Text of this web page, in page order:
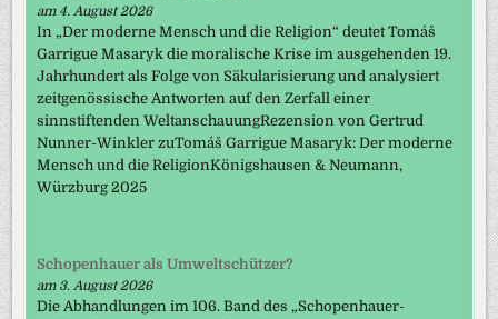
am 4. August 2026
In „Der moderne Mensch und die Religion“ deutet Tomáš
Garrigue Masaryk die moralische Krise im ausgehenden 19.
Jahrhundert als Folge von Säkularisierung und analysiert
zeitgenössische Antworten auf den Zerfall einer
sinnstiftenden WeltanschauungRezension von Gertrud
Nunner-Winkler zuTomáš Garrigue Masaryk: Der moderne
Mensch und die ReligionKönigshausen & Neumann,
Würzburg 2025
Schopenhauer als Umweltschützer?
am 3. August 2026
Die Abhandlungen im 106. Band des „Schopenhauer-